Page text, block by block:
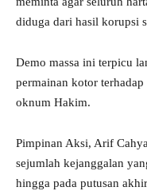
diduga dari hasil korupsi
Demo massa ini terpicu
permainan kotor
oknum Hakim.
Pimpinan Aksi, Arif
sejumlah kejanggalan
hingga pada putusan